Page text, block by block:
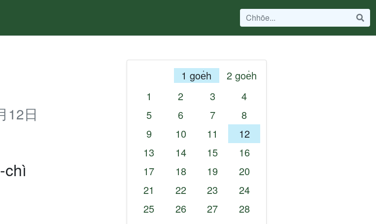
12日
chì
1 goe̍h
2 goe̍h
1
2 3
4
5
6 7
8
9
10 11
12
13
14 15
16
17
18 19
20
21
22 23
24
25
26 27
28